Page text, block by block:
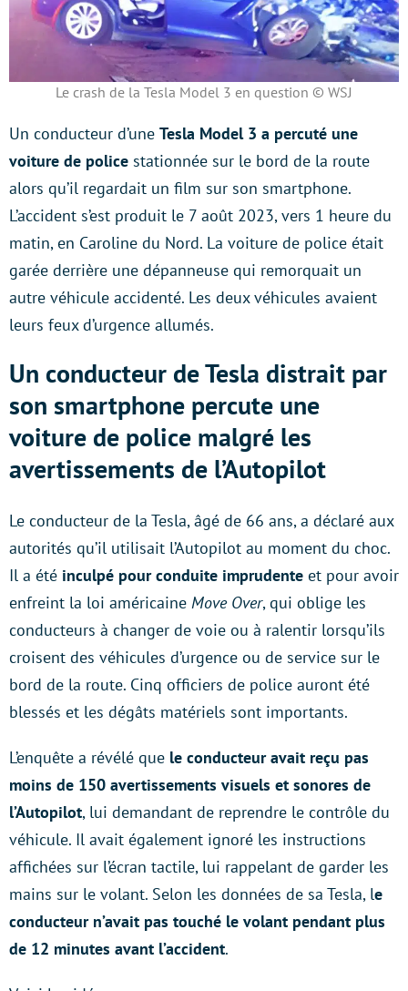
Le crash de la Tesla Model 3 en question © WSJ
Un conducteur d’une Tesla Model 3 a percuté une
voiture de police stationnée sur le bord de la route
alors qu’il regardait un film sur son smartphone.
L’accident s’est produit le 7 août 2023, vers 1 heure du
matin, en Caroline du Nord. La voiture de police était
garée derrière une dépanneuse qui remorquait un
autre véhicule accidenté. Les deux véhicules avaient
leurs feux d’urgence allumés.
Un conducteur de Tesla distrait par
son smartphone percute une
voiture de police malgré les
avertissements de l’Autopilot
Le conducteur de la Tesla, âgé de 66 ans, a déclaré aux
autorités qu’il utilisait l’Autopilot au moment du choc.
Il a été inculpé pour conduite imprudente et pour avoir
enfreint la loi américaine Move Over, qui oblige les
conducteurs à changer de voie ou à ralentir lorsqu’ils
croisent des véhicules d’urgence ou de service sur le
bord de la route. Cinq officiers de police auront été
blessés et les dégâts matériels sont importants.
L’enquête a révélé que le conducteur avait reçu pas
moins de 150 avertissements visuels et sonores de
l’Autopilot, lui demandant de reprendre le contrôle du
véhicule. Il avait également ignoré les instructions
affichées sur l’écran tactile, lui rappelant de garder les
mains sur le volant. Selon les données de sa Tesla, le
conducteur n’avait pas touché le volant pendant plus
de 12 minutes avant l’accident.